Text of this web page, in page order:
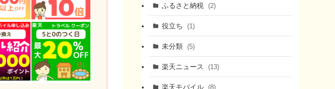
ふるさと納税 (2)
役立ち (1)
未分類 (5)
楽天ニュース (13)
楽天モバイル (8)